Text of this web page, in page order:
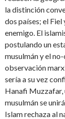
la distinción
dos países; el Fiel
enemigo. El
postulando un
musulmán y el
observación
sería a su vez
Hanafi Muzzafar,
musulmán se
Islam rechaza al